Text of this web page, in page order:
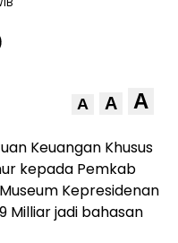
A A A
Keuangan Khusus
kepada Pemkab
Kepresidenan
Milliar jadi bahasan